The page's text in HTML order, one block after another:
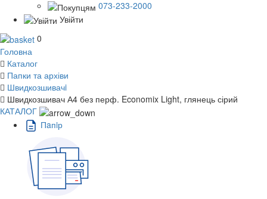
073-233-2000
Увійти
0
Головна
Каталог
Папки та архіви
Швидкозшивачi
Швидкозшивач А4 без перф. Economix Light, глянець сірий
КАТАЛОГ
Пaпiр